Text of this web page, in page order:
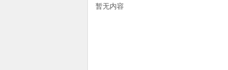
暂无内容